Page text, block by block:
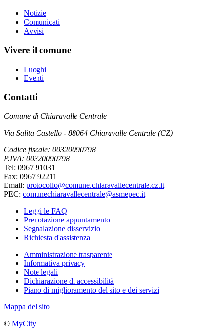
Notizie
Comunicati
Avvisi
Vivere il comune
Luoghi
Eventi
Contatti
Comune di Chiaravalle Centrale
Via Salita Castello - 88064 Chiaravalle Centrale (CZ)
Codice fiscale: 00320090798
P.IVA: 00320090798
Tel: 0967 91031
Fax: 0967 92211
Email: protocollo@comune.chiaravallecentrale.cz.it
PEC: comunechiaravallecentrale@asmepec.it
Leggi le FAQ
Prenotazione appuntamento
Segnalazione disservizio
Richiesta d'assistenza
Amministrazione trasparente
Informativa privacy
Note legali
Dichiarazione di accessibilità
Piano di miglioramento del sito e dei servizi
Mappa del sito
© MyCity